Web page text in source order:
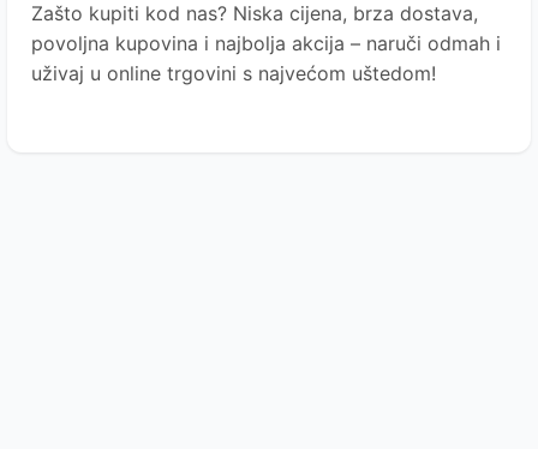
Zašto kupiti kod nas? Niska cijena, brza dostava,
povoljna kupovina i najbolja akcija – naruči odmah i
uživaj u online trgovini s najvećom uštedom!